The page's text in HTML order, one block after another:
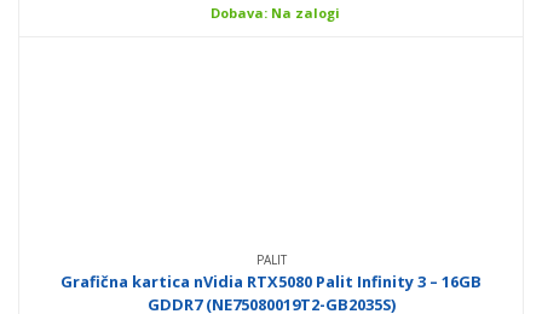
Dobava: Na zalogi
PALIT
Grafična kartica nVidia RTX5080 Palit Infinity 3 – 16GB
GDDR7 (NE75080019T2-GB2035S)